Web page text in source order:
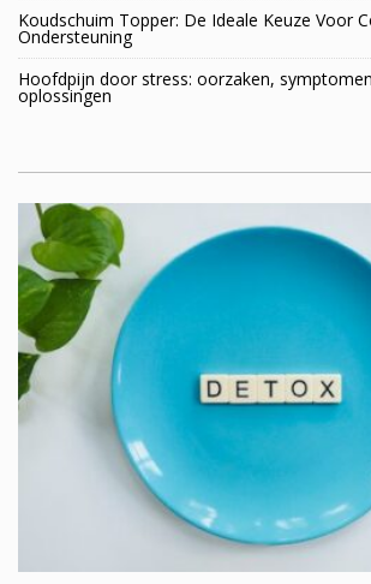
Koudschuim Topper: De Ideale Keuze Voor
Ondersteuning
Hoofdpijn door stress: oorzaken,
oplossingen